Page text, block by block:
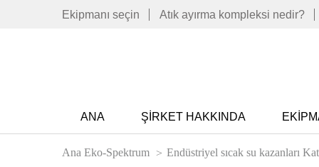
Ekipmanı seçin Atık ayırma kompleksi nedir?
ANA ŞIRKET HAKKINDA
Ana Eko-Spektrum Endüstriyel sıcak su kazanları